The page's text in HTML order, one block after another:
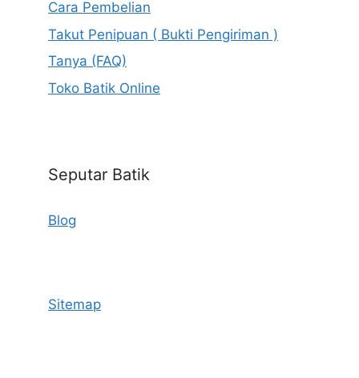
Cara Pembelian
Takut Penipuan ( Bukti Pengiriman )
Tanya (FAQ)
Toko Batik Online
Seputar Batik
Blog
Sitemap